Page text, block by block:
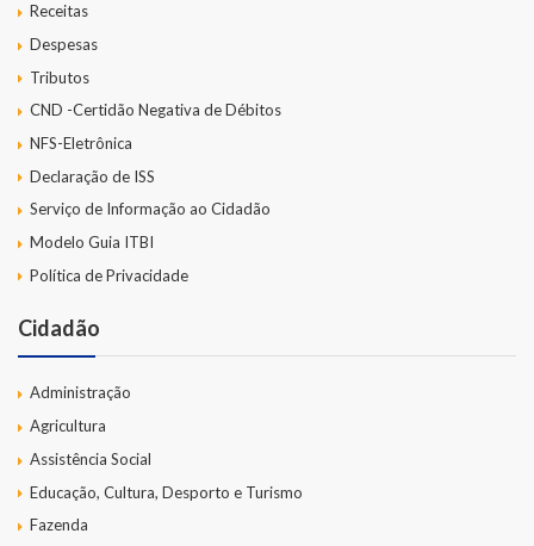
Receitas
Despesas
Tributos
CND -Certidão Negativa de Débitos
NFS-Eletrônica
Declaração de ISS
Serviço de Informação ao Cidadão
Modelo Guia ITBI
Política de Privacidade
Cidadão
Administração
Agricultura
Assistência Social
Educação, Cultura, Desporto e Turismo
Fazenda